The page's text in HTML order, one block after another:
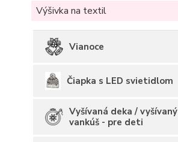
Výšivka na textil
Vianoce
Čiapka s LED svietidlom
Vyšívaná deka / vyšívaný
vankúš - pre deti